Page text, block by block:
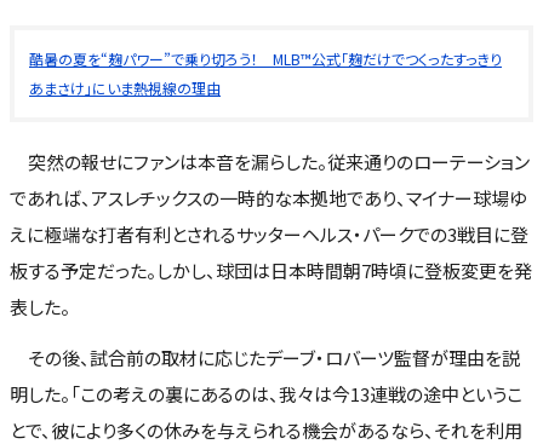
酷暑の夏を“麹パワー”で乗り切ろう！ MLB™公式「麹だけでつくったすっきり
あまさけ」にいま熱視線の理由
突然の報せにファンは本音を漏らした。従来通りのローテーション
であれば、アスレチックスの一時的な本拠地であり、マイナー球場ゆ
えに極端な打者有利とされるサッターヘルス・パークでの3戦目に登
板する予定だった。しかし、球団は日本時間朝7時頃に登板変更を発
表した。
その後、試合前の取材に応じたデーブ・ロバーツ監督が理由を説
明した。「この考えの裏にあるのは、我々は今13連戦の途中というこ
とで、彼により多くの休みを与えられる機会があるなら、それを利用